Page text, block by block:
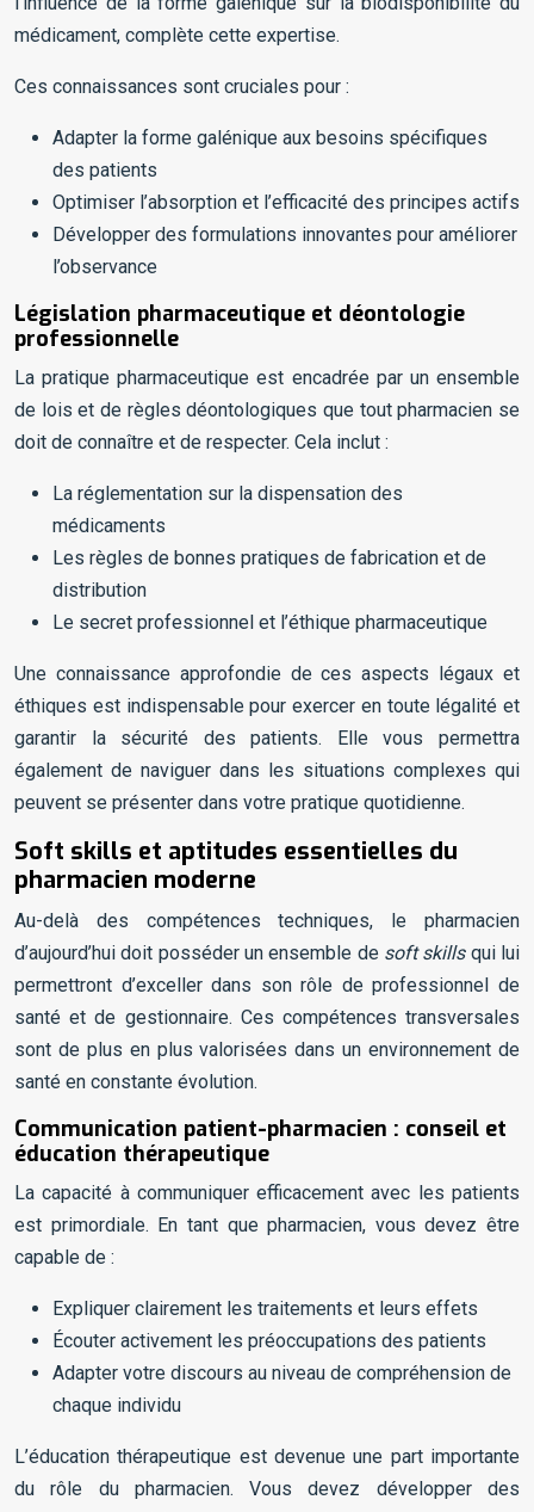
médicament, complète cette expertise.
Ces connaissances sont cruciales pour :
Adapter la forme galénique aux besoins spécifiques
des patients
Optimiser l’absorption et l’efficacité des principes actifs
Développer des formulations innovantes pour améliorer
l’observance
Législation pharmaceutique et déontologie
professionnelle
La pratique pharmaceutique est encadrée par un ensemble
de lois et de règles déontologiques que tout pharmacien se
doit de connaître et de respecter. Cela inclut :
La réglementation sur la dispensation des
médicaments
Les règles de bonnes pratiques de fabrication et de
distribution
Le secret professionnel et l’éthique pharmaceutique
Une connaissance approfondie de ces aspects légaux et
éthiques est indispensable pour exercer en toute légalité et
garantir la sécurité des patients. Elle vous permettra
également de naviguer dans les situations complexes qui
peuvent se présenter dans votre pratique quotidienne.
Soft skills et aptitudes essentielles du
pharmacien moderne
Au-delà des compétences techniques, le pharmacien
d’aujourd’hui doit posséder un ensemble de soft skillsqui lui
permettront d’exceller dans son rôle de professionnel de
santé et de gestionnaire. Ces compétences transversales
sont de plus en plus valorisées dans un environnement de
santé en constante évolution.
Communication patient-pharmacien : conseil et
éducation thérapeutique
La capacité à communiquer efficacement avec les patients
est primordiale. En tant que pharmacien, vous devez être
capable de :
Expliquer clairement les traitements et leurs effets
Écouter activement les préoccupations des patients
Adapter votre discours au niveau de compréhension de
chaque individu
L’éducation thérapeutique est devenue une part importante
du rôle du pharmacien. Vous devez développer des